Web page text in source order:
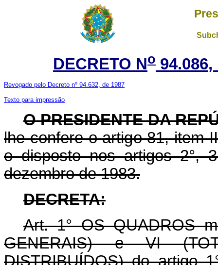
DECRETO No
Revogado pelo Decreto nº 94.632, de 1987
Texto para impressão
O PRESIDENTE DA
lhe confere o artigo 81, item
o disposto nos artigos 2°,
dezembro de 1983.
DECRETA:
Art. 1° OS QUADROS
GENERAIS) e VI
DISTRIBUÍDOS) do artigo